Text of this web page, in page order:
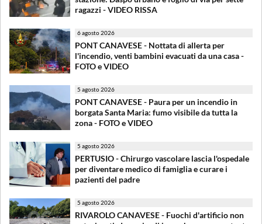
ragazzi - VIDEO RISSA
6 agosto 2026
PONT CANAVESE - Nottata di allerta per
l'incendio, venti bambini evacuati da una casa -
FOTO e VIDEO
5 agosto 2026
PONT CANAVESE - Paura per un incendio in
borgata Santa Maria: fumo visibile da tutta la
zona - FOTO e VIDEO
5 agosto 2026
PERTUSIO - Chirurgo vascolare lascia l'ospedale
per diventare medico di famiglia e curare i
pazienti del padre
5 agosto 2026
RIVAROLO CANAVESE - Fuochi d'artificio non